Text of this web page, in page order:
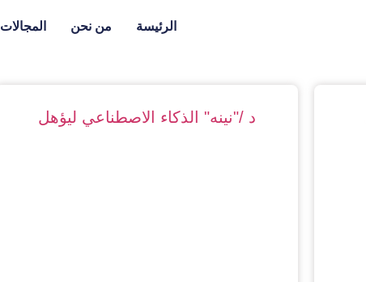
الرئيسة من نحن المجالات
د /"نينه" الذكاء الاصطناعي ليؤهل